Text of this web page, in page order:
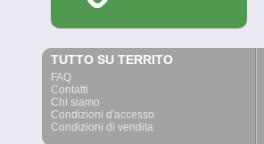
TUTTO SU TERRITO
FAQ
Contatti
Chi siamo
Condizioni d'accesso
Condizioni di vendita